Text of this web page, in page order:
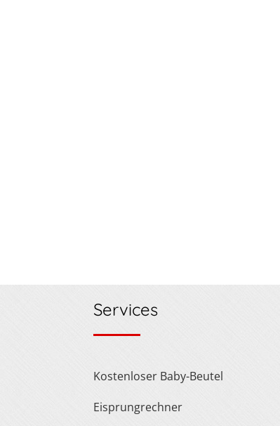
Services
Kostenloser Baby-Beutel
Eisprungrechner